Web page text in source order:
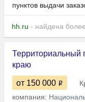
пунктов выдачи
hh.ru - найдена
Территориальный
краю
от 150 000
компания: